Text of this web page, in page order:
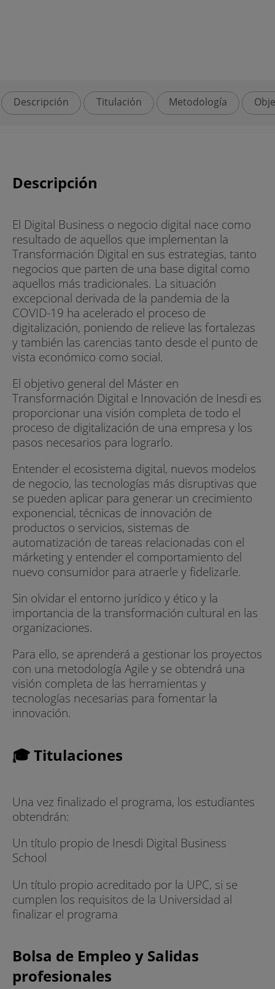
Descripción Titulación Metodología
Descripción
El Digital Business o negocio digital nace como
resultado de aquellos que implementan la
Transformación Digital en sus estrategias, tanto
negocios que parten de una base digital como
aquellos más tradicionales. La situación
excepcional derivada de la pandemia de la
COVID-19 ha acelerado el proceso de
digitalización, poniendo de relieve las fortalezas
y también las carencias tanto desde el punto de
vista económico como social.
El objetivo general del Máster en
Transformación Digital e Innovación de Inesdi es
proporcionar una visión completa de todo el
proceso de digitalización de una empresa y los
pasos necesarios para lograrlo.
Entender el ecosistema digital, nuevos modelos
de negocio, las tecnologías más disruptivas que
se pueden aplicar para generar un crecimiento
exponencial, técnicas de innovación de
productos o servicios, sistemas de
automatización de tareas relacionadas con el
márketing y entender el comportamiento del
nuevo consumidor para atraerle y fidelizarle.
Sin olvidar el entorno jurídico y ético y la
importancia de la transformación cultural en las
organizaciones.
Para ello, se aprenderá a gestionar los proyectos
con una metodología Agile y se obtendrá una
visión completa de las herramientas y
tecnologías necesarias para fomentar la
innovación.
🎓 Titulaciones
Una vez finalizado el programa, los estudiantes
obtendrán:
Un título propio de Inesdi Digital Business
School
Un título propio acreditado por la UPC, si se
cumplen los requisitos de la Universidad al
finalizar el programa
Bolsa de Empleo y Salidas
profesionales